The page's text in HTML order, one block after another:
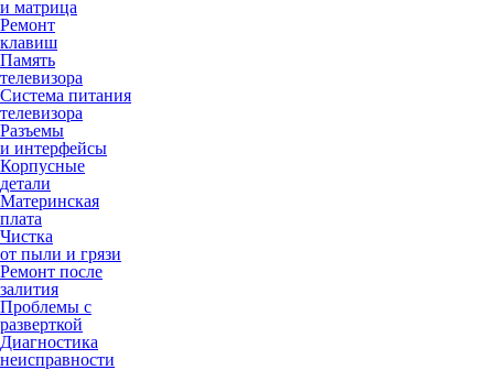
и матрица
Ремонт
клавиш
Память
телевизора
Система питания
телевизора
Разъемы
и интерфейсы
Корпусные
детали
Материнская
плата
Чистка
от пыли и грязи
Ремонт после
залития
Проблемы с
разверткой
Диагностика
неисправности